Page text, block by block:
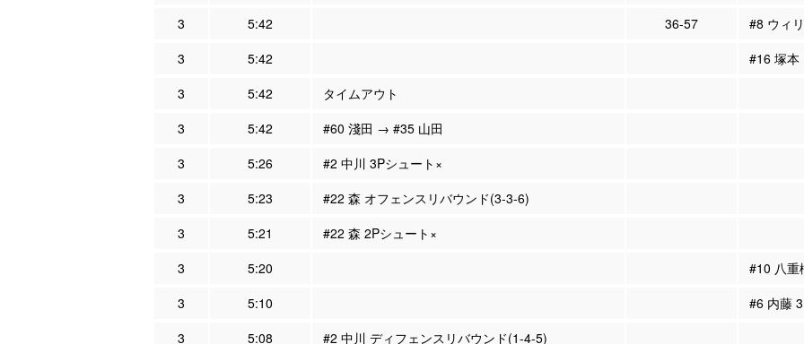
3
5:42 36-57
#8 ウィ
3
5:42
#16 塚本
3
5:42
タイムアウト
3
5:42
#60 淺田 → #35 山田
3
5:26
#2 中川 3Pシュート×
3
5:23
#22 森 オフェンスリバウンド(3-3-6)
3
5:21
#22 森 2Pシュート×
3
5:20
#10 八重
3
5:10
#6 内藤
3
5:08 #2 中川 ディフェンスリバウンド(1-4-5)